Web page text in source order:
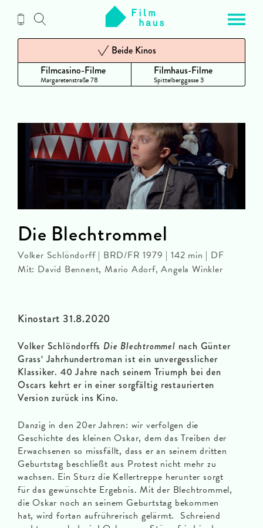
Inhalt
Filmcasino-Filme
Margaretenstraße 78
Beide Kinos
Filmhaus-Filme
Spittelberggasse 3
Kinostart 31.8.2020
Volker Schlöndorffs Die Blechtrommel nach Günter
Grass‘ Jahrhundertroman ist ein unvergesslicher
Klassiker. 40 Jahre nach seinem Triumph bei den
Oscars kehrt er in einer sorgfältig restaurierten
Version zurück ins Kino.
Danzig in den 20er Jahren: wir verfolgen die
Geschichte des kleinen Oskar, dem das Treiben der
Erwachsenen so missfällt, dass er an seinem dritten
Geburtstag beschließt aus Protest nicht mehr zu
wachsen. Ein Sturz die Kellertreppe herunter sorgt
für das gewünschte Ergebnis. Mit der Blechtrommel,
die Oskar noch an seinem Geburtstag bekommen
hat, wird fortan aufrührerisch gelärmt. Schreiend
Die Blechtrommel
Volker Schlöndorff | BRD/FR 1979 | 142 min | DF
Mit: David Bennent, Mario Adorf, Angela Winkler